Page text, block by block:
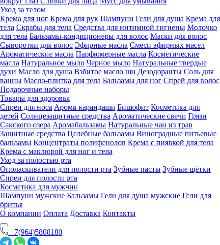
Уход за телом
Крема для ног Крема для рук Шампуни Гели для душа Крема для
тела Скрабы для тела Средства для интимной гигиены Молочко
для тела Бальзамы-кондиционеры для волос Маски для волос
Сыворотки для волос Эфирные масла Смеси эфирных масел
Ароматические масла Парфюмерные масла Косметические
масла Натуральное мыло Черное мыло Натуральные твердые
духи Масло для душа Взбитое масло ши Дезодоранты Соль для
ванны Масло-плитка для тела Бальзамы для ног Спрей для волос
Подарочные наборы
Товары для здоровья
Спреи для носа Арома-карандаши Бишофит Косметика для
детей Солнцезащитные средства Ароматические свечи Грязи
Cакского озера Аромабальзамы Натуральные чаи из трав
Защитные средства Целебные бальзамы Виноградные питьевые
бальзамы Концентраты полифенолов Крема с пиявкой для тела
Крема с маклюрой для ног и тела
Уход за полостью рта
Ополаскиватели для полости рта Зубные пасты Зубные щётки
Спреи для полости рта
Косметика для мужчин
Шампуни мужские Бальзамы Гели для душа мужские Гели для
бритья
О компании Оплата Доставка Контакты
+7(964)5808180